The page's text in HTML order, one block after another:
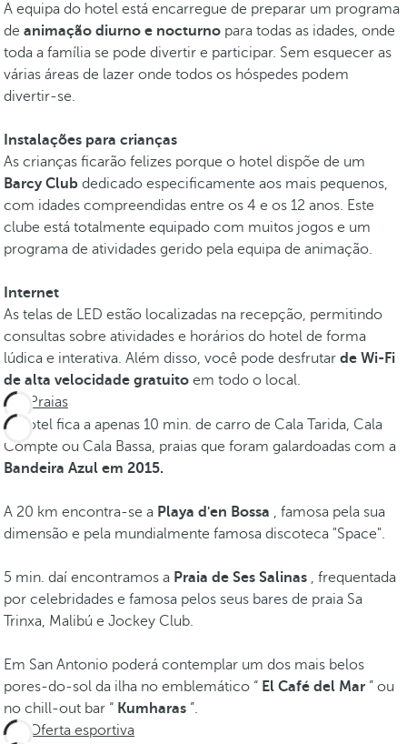
A equipa do hotel está encarregue de preparar um programa
de animação diurno e nocturno para todas as idades, onde
toda a família se pode divertir e participar. Sem esquecer as
várias áreas de lazer onde todos os hóspedes podem
divertir-se.
Instalações para crianças
As crianças ficarão felizes porque o hotel dispõe de um
Barcy Club dedicado especificamente aos mais pequenos,
com idades compreendidas entre os 4 e os 12 anos. Este
clube está totalmente equipado com muitos jogos e um
programa de atividades gerido pela equipa de animação.
Internet
As telas de LED estão localizadas na recepção, permitindo
consultas sobre atividades e horários do hotel de forma
lúdica e interativa. Além disso, você pode desfrutar de Wi-Fi
de alta velocidade gratuito em todo o local.
Praias
O hotel fica a apenas 10 min. de carro de Cala Tarida, Cala
Compte ou Cala Bassa, praias que foram galardoadas com a
Bandeira Azul em 2015.
A 20 km encontra-se a Playa d'en Bossa , famosa pela sua
dimensão e pela mundialmente famosa discoteca "Space".
5 min. daí encontramos a Praia de Ses Salinas , frequentada
por celebridades e famosa pelos seus bares de praia Sa
Trinxa, Malibú e Jockey Club.
Em San Antonio poderá contemplar um dos mais belos
pores-do-sol da ilha no emblemático “ El Café del Mar ” ou
no chill-out bar “ Kumharas ”.
Oferta esportiva